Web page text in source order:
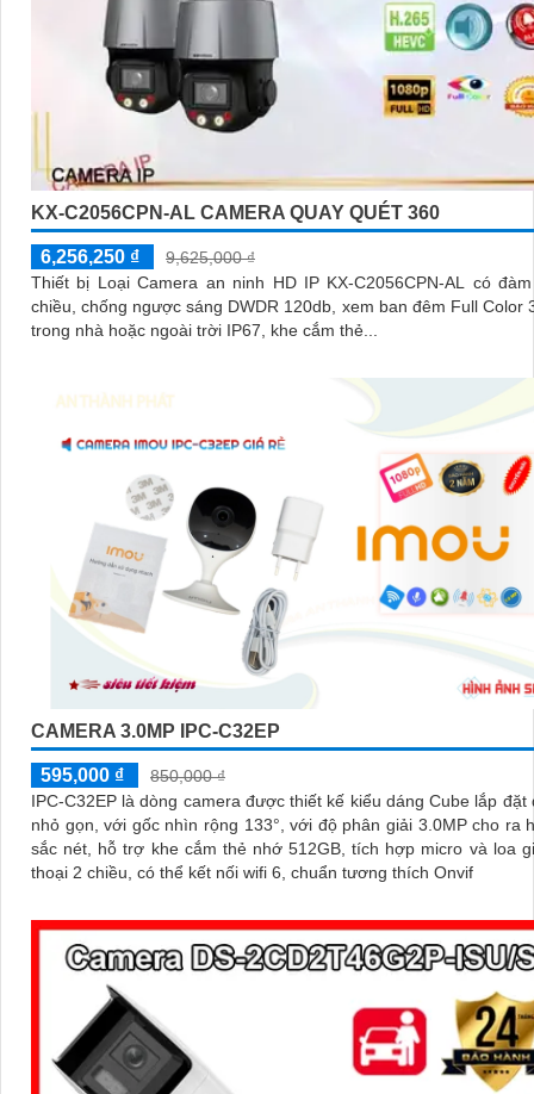
KX-C2056CPN-AL CAMERA QUAY QUÉT 360
6,256,250 ₫
9,625,000 ₫
Thiết bị Loại Camera an ninh HD IP KX-C2056CPN-AL có
chiều, chống ngược sáng DWDR 120db, xem ban đêm Full Color
trong nhà hoặc ngoài trời IP67, khe cắm thẻ...
CAMERA 3.0MP IPC-C32EP
595,000 ₫
850,000 ₫
IPC-C32EP là dòng camera được thiết kế kiểu dáng Cube lắp đặt
nhỏ gọn, với gốc nhìn rộng 133°, với độ phân giải 3.0MP cho ra
sắc nét, hỗ trợ khe cắm thẻ nhớ 512GB, tích hợp micro và loa
thoại 2 chiều, có thể kết nối wifi 6, chuẩn tương thích Onvif